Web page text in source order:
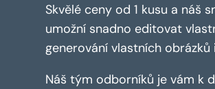
Skvělé ceny od 1 kusu a náš
umožní snadno editovat
generování vlastních
Náš tým odborníků je vám k